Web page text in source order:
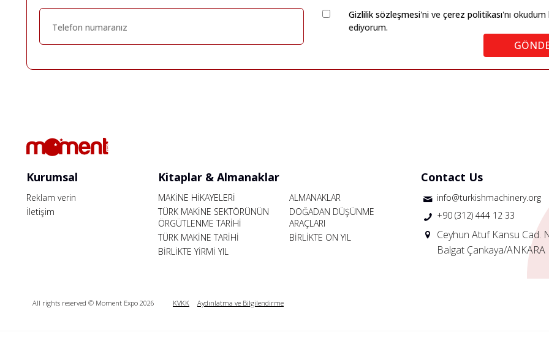
Gizlilik sözleşmesi'ni ve çerez politikası'nı okudum
ediyorum.
Kurumsal
Reklam verin
İletişim
Kitaplar & Almanaklar
MAKİNE HİKAYELERİ
ALMANAKLAR
TÜRK MAKİNE SEKTÖRÜNÜN
ÖRGÜTLENME TARİHİ
DOĞADAN DÜŞÜNME
ARAÇLARI
TÜRK MAKİNE TARİHİ
BİRLİKTE ON YIL
BİRLİKTE YİRMİ YIL
Contact Us
info@turkishmachinery.org
+90 (312) 444 12 33
Ceyhun Atuf Kansu Cad.
Balgat Çankaya/ANKARA
All rights reserved © Moment Expo 2026 KVKK Aydınlatma ve Bilgilendirme